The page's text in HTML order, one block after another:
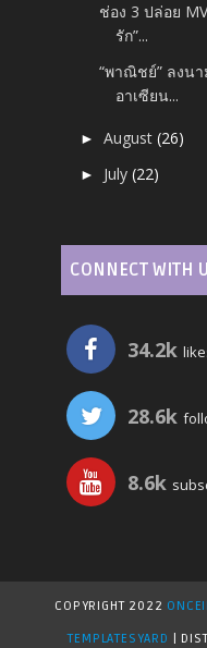
ช่อง 3 ปล่อย
รัก”...
“พาณิชย์” ลงนา
อาเซียน...
►August(26)
► July(22)
CONNECT WITH
34.2k
28.6k
8.6k
COPYRIGHT 2022
TEMPLATESYARD |